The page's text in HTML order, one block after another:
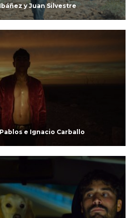
y Juan Silvestre
e Ignacio Carballo